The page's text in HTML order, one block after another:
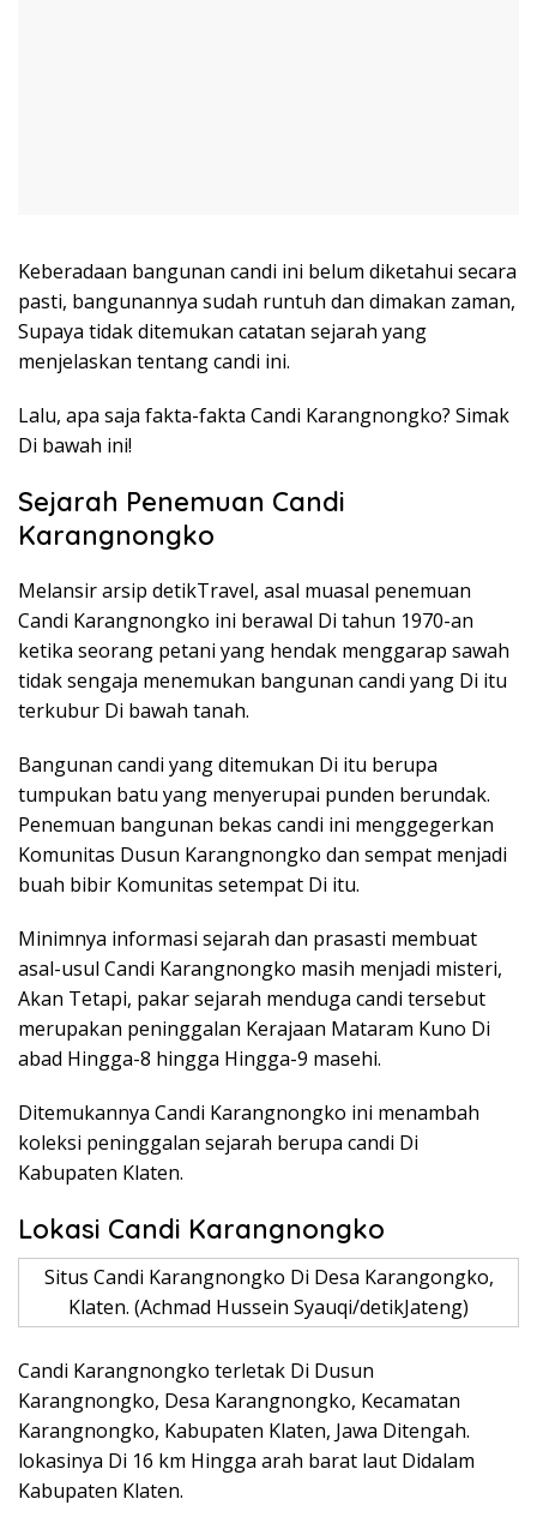
Keberadaan bangunan candi ini belum diketahui secara
pasti, bangunannya sudah runtuh dan dimakan zaman,
Supaya tidak ditemukan catatan sejarah yang
menjelaskan tentang candi ini.
Lalu, apa saja fakta-fakta Candi Karangnongko? Simak
Di bawah ini!
Sejarah Penemuan Candi
Karangnongko
Melansir arsip detikTravel, asal muasal penemuan
Candi Karangnongko ini berawal Di tahun 1970-an
ketika seorang petani yang hendak menggarap sawah
tidak sengaja menemukan bangunan candi yang Di itu
terkubur Di bawah tanah.
Bangunan candi yang ditemukan Di itu berupa
tumpukan batu yang menyerupai punden berundak.
Penemuan bangunan bekas candi ini menggegerkan
Komunitas Dusun Karangnongko dan sempat menjadi
buah bibir Komunitas setempat Di itu.
Minimnya informasi sejarah dan prasasti membuat
asal-usul Candi Karangnongko masih menjadi misteri,
Akan Tetapi, pakar sejarah menduga candi tersebut
merupakan peninggalan Kerajaan Mataram Kuno Di
abad Hingga-8 hingga Hingga-9 masehi.
Ditemukannya Candi Karangnongko ini menambah
koleksi peninggalan sejarah berupa candi Di
Kabupaten Klaten.
Lokasi Candi Karangnongko
Situs Candi Karangnongko Di Desa Karangongko,
Klaten. (Achmad Hussein Syauqi/detikJateng)
Candi Karangnongko terletak Di Dusun
Karangnongko, Desa Karangnongko, Kecamatan
Karangnongko, Kabupaten Klaten, Jawa Ditengah.
lokasinya Di 16 km Hingga arah barat laut Didalam
Kabupaten Klaten.